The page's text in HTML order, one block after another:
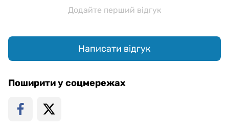
Додайте перший відгук
Написати відгук
Поширити у соцмережах